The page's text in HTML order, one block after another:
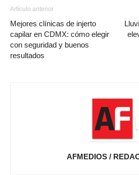
Artículo anterior
Mejores clínicas de injerto
capilar en CDMX: cómo elegir
con seguridad y buenos
resultados
AFMEDIOS /